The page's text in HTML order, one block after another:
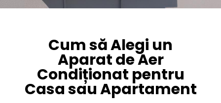
Cum să Alegi un
Aparat de Aer
Condiționat pentru
Casa sau Apartament